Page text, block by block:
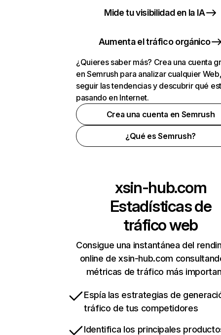
Mide tu visibilidad en la IA
Aumenta el tráfico orgánico
¿Quieres saber más? Crea una cuenta
en Semrush para analizar cualquier
seguir las tendencias y descubrir qué
pasando en Internet.
Crea una cuenta en Semrush
¿Qué es Semrush?
xsin-hub.com
Estadísticas de
tráfico web
Consigue una instantánea del
online de xsin-hub.com
métricas de tráfico más
Espía las estrategias de
tráfico de tus competidores
Identifica los principales